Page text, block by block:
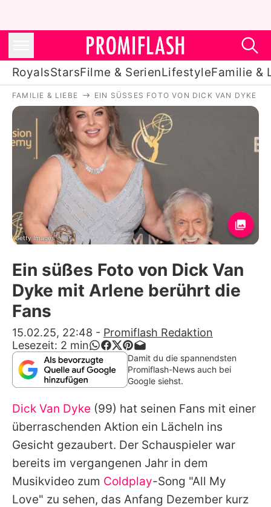
RoyalsStarsFilme & SerienLifestyleFamilie &
Royals
Stars
Filme & Serien
Lifestyle
Familie & Liebe
Promiflash Exklusiv
Alle Themen auf Promiflash
App runterladen
Team
Redaktionelle Richtlinien
Impressum
Datenschutzerklärung
Nutzungsbedingungen
Utiq verwalten
FAMILIE & LIEBE EIN SÜSSES FOTO VON DICK VAN DYKE
Getty Images
Ein süßes Foto von Dick Van
Dyke mit Arlene berührt die
Fans
15.02.25, 22:48 - Promiflash Redaktion
Lesezeit: 2 min
Damit du die spannendsten
Promiflash-News auch bei
Google siehst.
Dick Van Dyke (99) hat seinen Fans mit einer
überraschenden Aktion ein Lächeln ins
Gesicht gezaubert. Der Schauspieler war
bereits im vergangenen Jahr in dem
Musikvideo zum Coldplay-Song "All My
Love" zu sehen, das Anfang Dezember kurz